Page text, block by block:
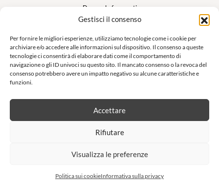
Gestisci il consenso
Per fornire le migliori esperienze, utilizziamo tecnologie come i cookie per
archiviare e/o accedere alle informazioni sul dispositivo. Il consenso a queste
tecnologie ci consentirà di elaborare dati come il comportamento di
navigazione o gli ID univoci su questo sito. Il mancato consenso o la revoca del
consenso potrebbero avere un impatto negativo su alcune caratteristiche e
funzioni.
Accettare
Rifiutare
Visualizza le preferenze
Politica sui cookieInformativa sulla privacy
Domande frequenti
Il mio account
Suivez nous
Newsletter
Non lasciatevi sfuggire le nostre offerte esclusive e le nostre vendite
S'inscrire à la newsletter